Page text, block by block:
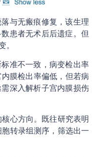
与无瘢痕修复，该生理
患者无术后后遗症。但
。
准不一致，病变检出率
膜检出率偏低，但若病
深入解析子宫内膜损伤
心方向。既往研究表明
转录组测序，筛选出一